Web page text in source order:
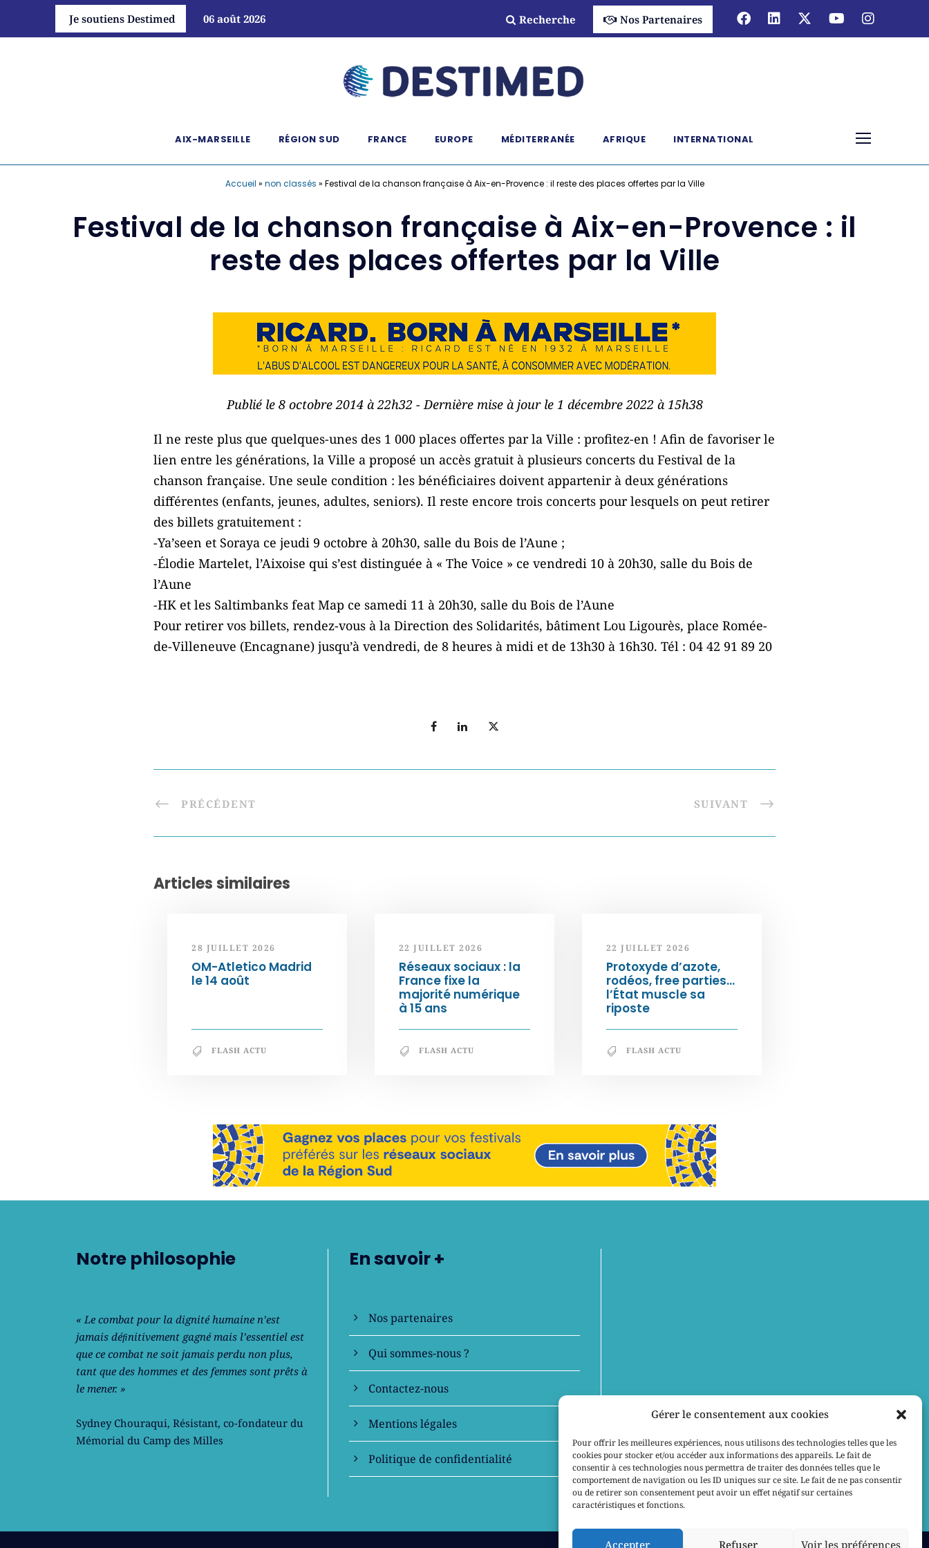
Gérer le consentement aux cookies
Pour offrir les meilleures expériences, nous utilisons des technologies telles que les
cookies pour stocker et/ou accéder aux informations des appareils. Le fait de
consentir à ces technologies nous permettra de traiter des données telles que le
comportement de navigation ou les ID uniques sur ce site. Le fait de ne pas consentir
ou de retirer son consentement peut avoir un effet négatif sur certaines
caractéristiques et fonctions.
Accepter Refuser Voir les préférences
Je soutiens Destimed 06 août 2026 Recherche Nos Partenaires
AIX-MARSEILLE RÉGION SUD FRANCE EUROPE MÉDITERRANÉE AFRIQUE INTERNATIONAL
Accueil » non classés » Festival de la chanson française à Aix-en-Provence : il reste des places offertes par la Ville
Festival de la chanson française à Aix-en-Provence : il
reste des places offertes par la Ville
Publié le 8 octobre 2014 à 22h32 - Dernière mise à jour le 1 décembre 2022 à 15h38
Il ne reste plus que quelques-unes des 1 000 places offertes par la Ville : profitez-en ! Afin de favoriser le
lien entre les générations, la Ville a proposé un accès gratuit à plusieurs concerts du Festival de la
chanson française. Une seule condition : les bénéficiaires doivent appartenir à deux générations
différentes (enfants, jeunes, adultes, seniors). Il reste encore trois concerts pour lesquels on peut retirer
des billets gratuitement :
-Ya’seen et Soraya ce jeudi 9 octobre à 20h30, salle du Bois de l’Aune ;
-Élodie Martelet, l’Aixoise qui s’est distinguée à « The Voice » ce vendredi 10 à 20h30, salle du Bois de
l’Aune
-HK et les Saltimbanks feat Map ce samedi 11 à 20h30, salle du Bois de l’Aune
Pour retirer vos billets, rendez-vous à la Direction des Solidarités, bâtiment Lou Ligourès, place Romée-
de-Villeneuve (Encagnane) jusqu’à vendredi, de 8 heures à midi et de 13h30 à 16h30. Tél : 04 42 91 89 20
PRÉCÉDENT SUIVANT
Articles similaires
28 JUILLET 2026
OM-Atletico Madrid
le 14 août
FLASH ACTU
22 JUILLET 2026
Réseaux sociaux : la
France fixe la
majorité numérique
à 15 ans
FLASH ACTU
22 JUILLET 2026
Protoxyde d’azote,
rodéos, free parties…
l’État muscle sa
riposte
FLASH ACTU
Notre philosophie
« Le combat pour la dignité humaine n’est
jamais déﬁnitivement gagné mais l’essentiel est
que ce combat ne soit jamais perdu non plus,
tant que des hommes et des femmes sont prêts à
le mener. »
Sydney Chouraqui, Résistant, co-fondateur du
Mémorial du Camp des Milles
En savoir +
Nos partenaires
Qui sommes-nous ?
Contactez-nous
Mentions légales
Politique de confidentialité